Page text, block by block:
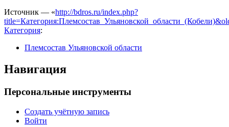
Источник — «http://bdros.ru/index.php?
Категория:
Племсостав Ульяновской области
Навигация
Персональные инструменты
Создать учётную запись
Войти